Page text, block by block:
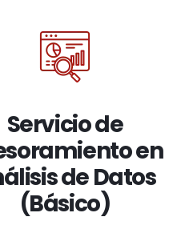
Servicio de
en
de Datos
(Básico)